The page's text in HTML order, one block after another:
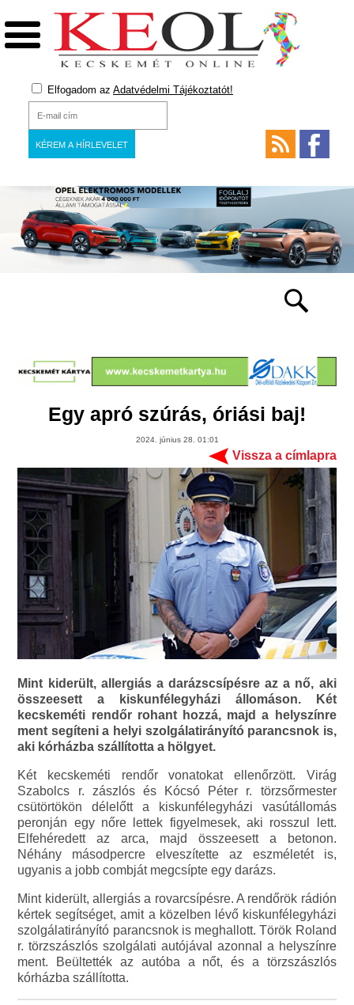
Elfogadom az Adatvédelmi Tájékoztatót!
Egy apró szúrás, óriási baj!
2024. június 28. 01:01
Vissza a címlapra
Mint kiderült, allergiás a darázscsípésre az a nő, aki
összeesett a kiskunfélegyházi állomáson. Két
kecskeméti rendőr rohant hozzá, majd a helyszínre
ment segíteni a helyi szolgálatirányító parancsnok is,
aki kórházba szállította a hölgyet.
Két kecskeméti rendőr vonatokat ellenőrzött. Virág
Szabolcs r. zászlós és Kócsó Péter r. törzsőrmester
csütörtökön délelőtt a kiskunfélegyházi vasútállomás
peronján egy nőre lettek figyelmesek, aki rosszul lett.
Elfehéredett az arca, majd összeesett a betonon.
Néhány másodpercre elveszítette az eszméletét is,
ugyanis a jobb combját megcsípte egy darázs.
Mint kiderült, allergiás a rovarcsípésre. A rendőrök rádión
kértek segítséget, amit a közelben lévő kiskunfélegyházi
szolgálatirányító parancsnok is meghallott. Török Roland
r. törzszászlós szolgálati autójával azonnal a helyszínre
ment. Beültették az autóba a nőt, és a törzszászlós
kórházba szállította.